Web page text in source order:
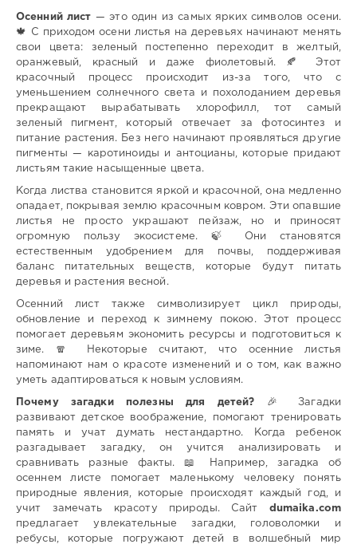
Осенний лист — это один из самых ярких символов осени.
🍁 С приходом осени листья на деревьях начинают менять
свои цвета: зеленый постепенно переходит в желтый,
оранжевый, красный и даже фиолетовый. 🍂 Этот
красочный процесс происходит из-за того, что с
уменьшением солнечного света и похолоданием деревья
прекращают вырабатывать хлорофилл, тот самый
зеленый пигмент, который отвечает за фотосинтез и
питание растения. Без него начинают проявляться другие
пигменты — каротиноиды и антоцианы, которые придают
листьям такие насыщенные цвета.
Когда листва становится яркой и красочной, она медленно
опадает, покрывая землю красочным ковром. Эти опавшие
листья не просто украшают пейзаж, но и приносят
огромную пользу экосистеме. 🍃 Они становятся
естественным удобрением для почвы, поддерживая
баланс питательных веществ, которые будут питать
деревья и растения весной.
Осенний лист также символизирует цикл природы,
обновление и переход к зимнему покою. Этот процесс
помогает деревьям экономить ресурсы и подготовиться к
зиме. 🧣 Некоторые считают, что осенние листья
напоминают нам о красоте изменений и о том, как важно
уметь адаптироваться к новым условиям.
Почему загадки полезны для детей? 🎉 Загадки
развивают детское воображение, помогают тренировать
память и учат думать нестандартно. Когда ребенок
разгадывает загадку, он учится анализировать и
сравнивать разные факты. 📖 Например, загадка об
осеннем листе помогает маленькому человеку понять
природные явления, которые происходят каждый год, и
учит замечать красоту природы. Сайт dumaika.com
предлагает увлекательные загадки, головоломки и
ребусы, которые погружают детей в волшебный мир